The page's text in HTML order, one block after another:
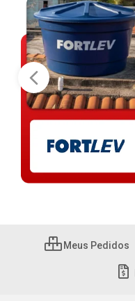
Meus Pedidos